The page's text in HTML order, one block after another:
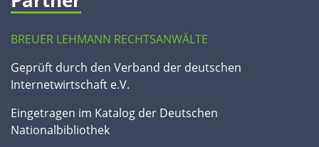
BREUER LEHMANN RECHTSANWÄLTE
Geprüft durch den Verband der deutschen
Internetwirtschaft e.V.
Eingetragen im Katalog der Deutschen
Nationalbibliothek